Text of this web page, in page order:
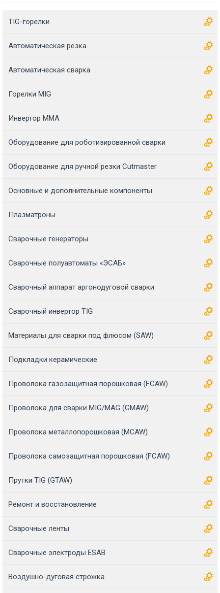
TIG-горелки
Автоматическая резка
Автоматическая сварка
Горелки MIG
Инвертор MMA
Оборудование для роботизированной сварки
Оборудование для ручной резки Cutmaster
Основные и дополнительные компоненты
Плазматроны
Сварочные генераторы
Сварочные полуавтоматы «ЭСАБ»
Сварочный аппарат аргонодуговой сварки
Сварочный инвертор TIG
Материалы для сварки под флюсом (SAW)
Подкладки керамические
Проволока газозащитная порошковая (FCAW)
Проволока для сварки MIG/MAG (GMAW)
Проволока металлопорошковая (MCAW)
Проволока самозащитная порошковая (FCAW)
Прутки TIG (GTAW)
Ремонт и восстановление
Сварочные ленты
Сварочные электроды ESAB
Воздушно-дуговая строжка